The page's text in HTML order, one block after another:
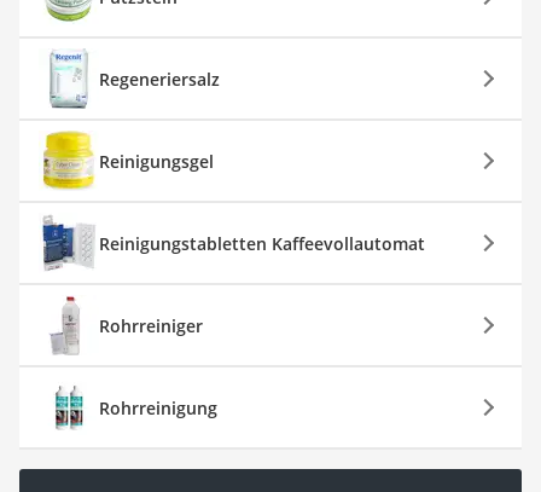
Regeneriersalz
Reinigungsgel
Reinigungstabletten Kaffeevollautomat
Rohrreiniger
Rohrreinigung